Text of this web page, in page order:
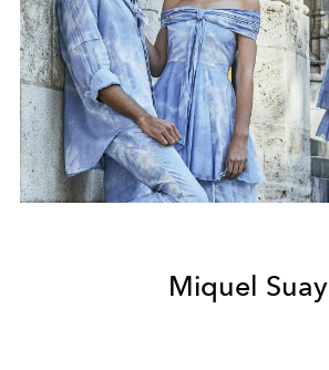
Miquel Suay